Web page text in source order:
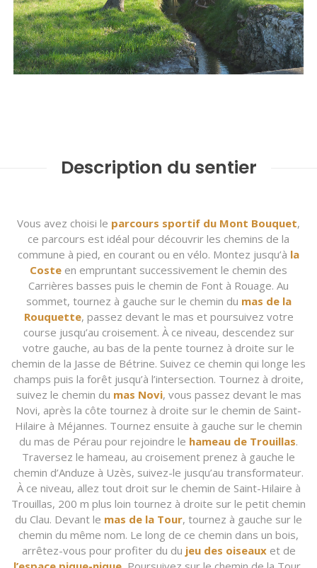
Description du sentier
Vous avez choisi le parcours sportif du Mont Bouquet,
ce parcours est idéal pour découvrir les chemins de la
commune à pied, en courant ou en vélo. Montez jusqu’à la
Coste en empruntant successivement le chemin des
Carrières basses puis le chemin de Font à Rouage. Au
sommet, tournez à gauche sur le chemin du mas de la
Rouquette, passez devant le mas et poursuivez votre
course jusqu’au croisement. À ce niveau, descendez sur
votre gauche, au bas de la pente tournez à droite sur le
chemin de la Jasse de Bétrine. Suivez ce chemin qui longe les
champs puis la forêt jusqu’à l’intersection. Tournez à droite,
suivez le chemin du mas Novi, vous passez devant le mas
Novi, après la côte tournez à droite sur le chemin de Saint-
Hilaire à Méjannes. Tournez ensuite à gauche sur le chemin
du mas de Pérau pour rejoindre le hameau de Trouillas.
Traversez le hameau, au croisement prenez à gauche le
chemin d’Anduze à Uzès, suivez-le jusqu’au transformateur.
À ce niveau, allez tout droit sur le chemin de Saint-Hilaire à
Trouillas, 200 m plus loin tournez à droite sur le petit chemin
du Clau. Devant le mas de la Tour, tournez à gauche sur le
chemin du même nom. Le long de ce chemin dans un bois,
arrêtez-vous pour profiter du du jeu des oiseaux et de
l’espace pique-nique. Poursuivez sur le chemin de la Tour,